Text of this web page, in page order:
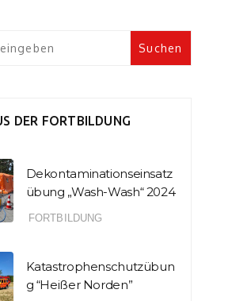
DER FORTBILDUNG
Dekontaminationseinsatz
übung „Wash-Wash“ 2024
FORTBILDUNG
Katastrophenschutzübun
g “Heißer Norden”